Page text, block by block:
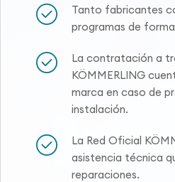
Tanto fabricantes
programas de
La contratación a
KÖMMERLING
marca en caso de
instalación.
La Red Oficial
asistencia técnica
reparaciones.